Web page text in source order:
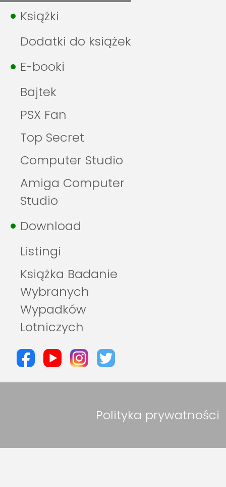
Książki
Dodatki do książek
E-booki
Bajtek
PSX Fan
Top Secret
Computer Studio
Amiga Computer
Studio
Download
Listingi
Książka Badanie
Wybranych
Wypadków
Lotniczych
Polityka prywatności